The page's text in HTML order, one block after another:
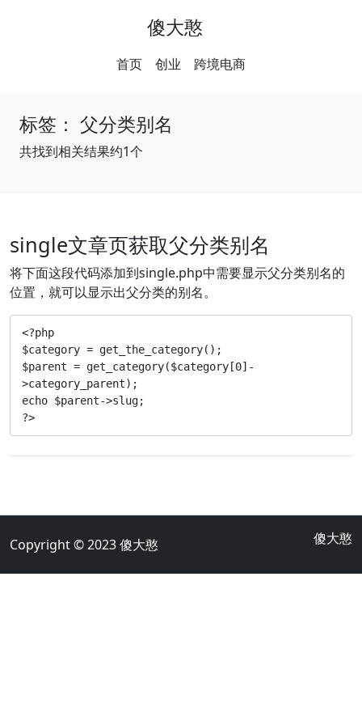
傻大憨
首页 创业 跨境电商
标签： 父分类别名
共找到相关结果约1个
single文章页获取父分类别名
将下面这段代码添加到single.php中需要显示父分类别名的
位置，就可以显示出父分类的别名。
<?php
$category = get_the_category();
$parent = get_category($category[0]-
>category_parent);
echo $parent->slug;
?>
Copyright © 2023傻大憨 傻大憨